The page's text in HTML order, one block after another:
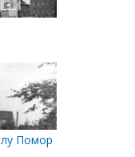
Поморской и